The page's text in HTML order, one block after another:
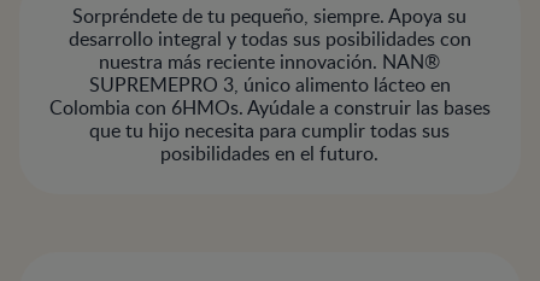
Sorpréndete de tu pequeño, siempre. Apoya su
desarrollo integral y todas sus posibilidades con
nuestra más reciente innovación. NAN®
SUPREMEPRO 3, único alimento lácteo en
Colombia con 6HMOs. Ayúdale a construir las bases
que tu hijo necesita para cumplir todas sus
posibilidades en el futuro.